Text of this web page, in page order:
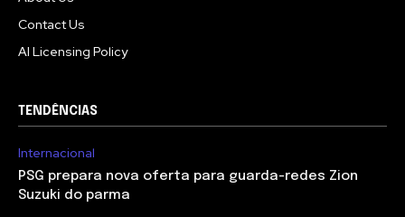
Contact Us
AI Licensing Policy
TENDÊNCIAS
Internacional
PSG prepara nova oferta para guarda-redes Zion
Suzuki do parma